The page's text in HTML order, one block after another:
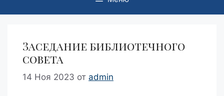
Заседание библиотечного
совета
14 Ноя 2023 от admin